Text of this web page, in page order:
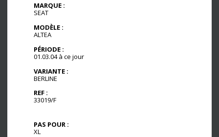
MARQUE :
SEAT
MODÈLE :
ALTEA
PÉRIODE :
01.03.04 à ce jour
VARIANTE :
BERLINE
REF :
33019/F
PAS POUR :
XL